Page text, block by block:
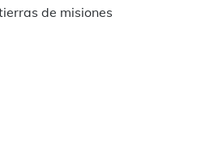
de misiones